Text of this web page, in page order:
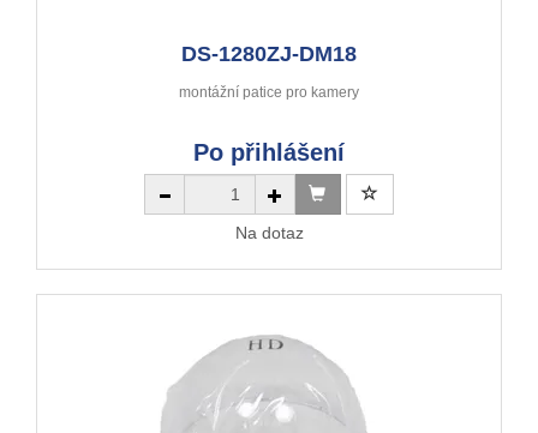
DS-1280ZJ-DM18
montážní patice pro kamery
Po přihlášení
Na dotaz